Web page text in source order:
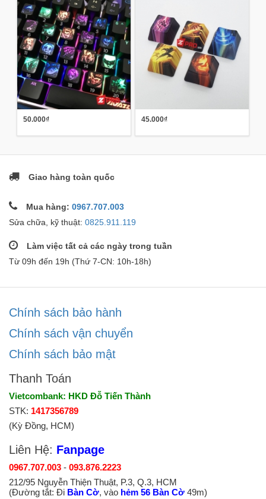
50.000₫ 45.000₫
Giao hàng toàn quốc
Mua hàng: 0967.707.003
Sửa chữa, kỹ thuật: 0825.911.119
Làm việc tất cả các ngày trong tuần
Từ 09h đến 19h (Thứ 7-CN: 10h-18h)
Chính sách bảo hành
Chính sách vận chuyển
Chính sách bảo mật
Thanh Toán
Vietcombank: HKD Đỗ Tiến Thành
STK: 1417356789
(Kỳ Đồng, HCM)
Liên Hệ: Fanpage
0967.707.003 - 093.876.2223
212/95 Nguyễn Thiện Thuật, P.3, Q.3, HCM
(Đường tắt: Đi Bàn Cờ, vào hẻm 56 Bàn Cờ 49m)